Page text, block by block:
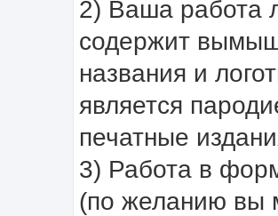
2) Ваша работа
содержит
названия и
является
печатные
3) Работа в
(по желанию вы